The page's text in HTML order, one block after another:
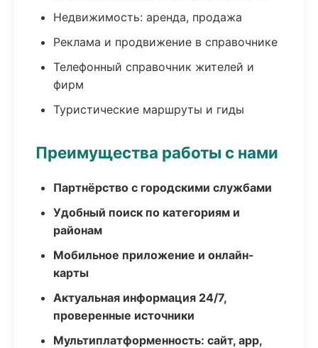
Недвижимость: аренда, продажа
Реклама и продвижение в справочнике
Телефонный справочник жителей и
фирм
Туристические маршруты и гиды
Преимущества работы с нами
Партнёрство с городскими службами
Удобный поиск по категориям и
районам
Мобильное приложение и онлайн-
карты
Актуальная информация 24/7,
проверенные источники
Мультиплатформенность: сайт, app,